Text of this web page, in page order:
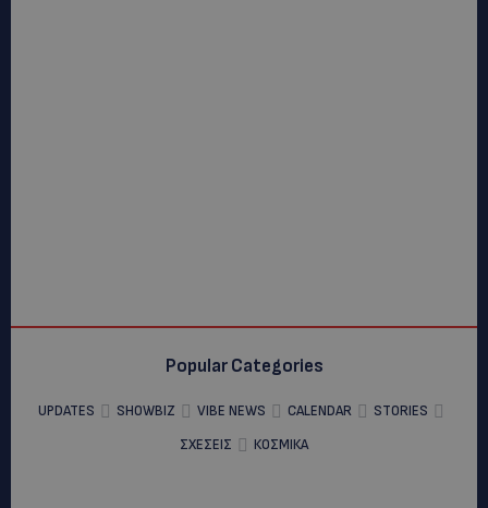
Popular Categories
UPDATES SHOWBIZ VIBE NEWS CALENDAR
STORIES
ΣΧΕΣΕΙΣ
ΚΟΣΜΙΚΑ